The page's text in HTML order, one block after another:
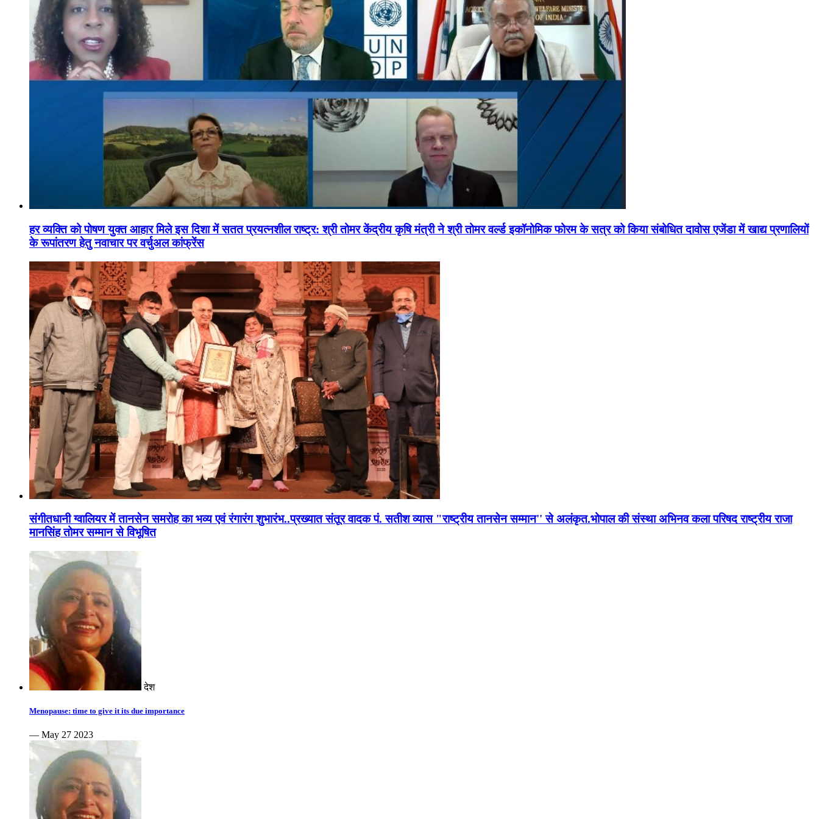
हर व्यक्ति को पोषण युक्त आहार मिले इस दिशा में सतत प्रयत्नशील राष्ट्र: श्री तोमर केंद्रीय कृषि मंत्री ने श्री तोमर वर्ल्ड इकॉनोमिक फोरम के सत्र को किया संबोधित दावोस एजेंडा में खाद्य प्रणालियों
के रूपांतरण हेतु नवाचार पर वर्चुअल कांफ्रेंस
संगीतधानी ग्वालियर में तानसेन समरोह का भव्य एवं रंगारंग शुभारंभ..प्रख्यात संतूर वादक पं. सतीश व्यास "राष्ट्रीय तानसेन सम्मान'' से अलंकृत.भोपाल की संस्था अभिनव कला परिषद राष्ट्रीय राजा
मानसिंह तोमर सम्मान से विभूषित
देश
Menopause: time to give it its due importance
— May 27 2023